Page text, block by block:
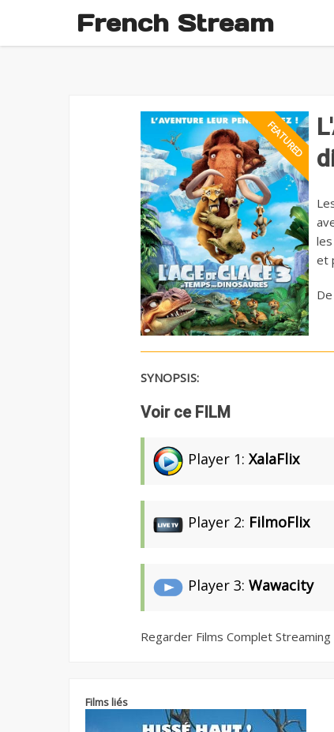
French Stream
et
SYNOPSIS:
Voir ce FILM
Player 1: XalaFlix
Player 2: FilmoFlix
Player 3: Wawacity
Regarder Films Complet
Films liés